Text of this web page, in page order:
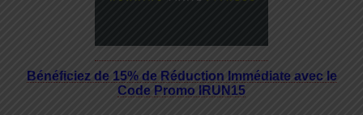
Bénéficiez de 15% de Réduction Immédiate avec le
Code Promo IRUN15